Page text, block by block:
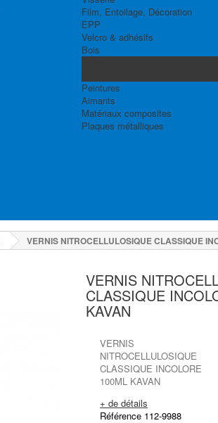
Film, Entoilage, Décoration
EPP
Velcro & adhésifs
Bois
Peintures
Aimants
Matériaux composites
Plaques métalliques
VERNIS NITROCELLULOSIQUE CLASSIQUE
VERNIS
CLASSIQUE
KAVAN
VERNIS
NITROCELLULOSIQUE
CLASSIQUE INCOLORE
100ML KAVAN
+ de détails
Référence 112-9988